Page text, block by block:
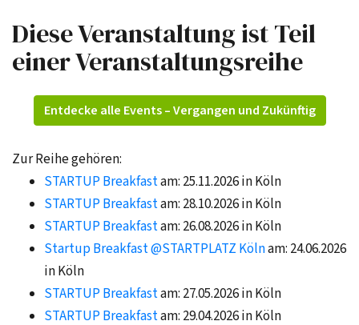
Diese Veranstaltung ist Teil
einer Veranstaltungsreihe
Entdecke alle Events – Vergangen und Zukünftig
Zur Reihe gehören:
STARTUP Breakfastam: 25.11.2026 in Köln
STARTUP Breakfastam: 28.10.2026 in Köln
STARTUP Breakfastam: 26.08.2026 in Köln
Startup Breakfast @STARTPLATZ Kölnam: 24.06.2026
in Köln
STARTUP Breakfastam: 27.05.2026 in Köln
STARTUP Breakfastam: 29.04.2026 in Köln